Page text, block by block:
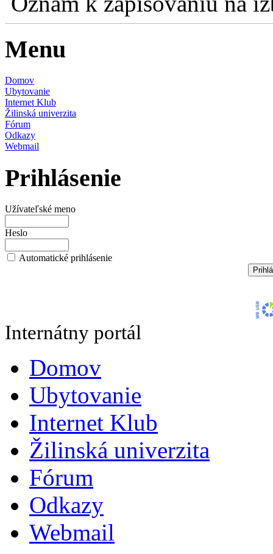
Menu
Domov
Ubytovanie
Internet Klub
Žilinská univerzita
Fórum
Odkazy
Webmail
Prihlásenie
Užívateľské meno
Heslo
Automatické prihlásenie
Internátny portál
Domov
Ubytovanie
Internet Klub
Žilinská univerzita
Fórum
Odkazy
Webmail